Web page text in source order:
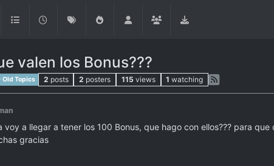
valen los Bonus???
Old Topics 2 posts 2 posters 115 views 1 watching
voy a llegar a tener los 100 Bonus, que hago con ellos??? para
gracias